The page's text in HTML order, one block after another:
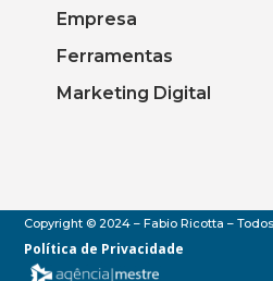
Empresa
Ferramentas
Marketing Digital
Copyright © 2024 – Fabio Ricotta –
Política de Privacidade